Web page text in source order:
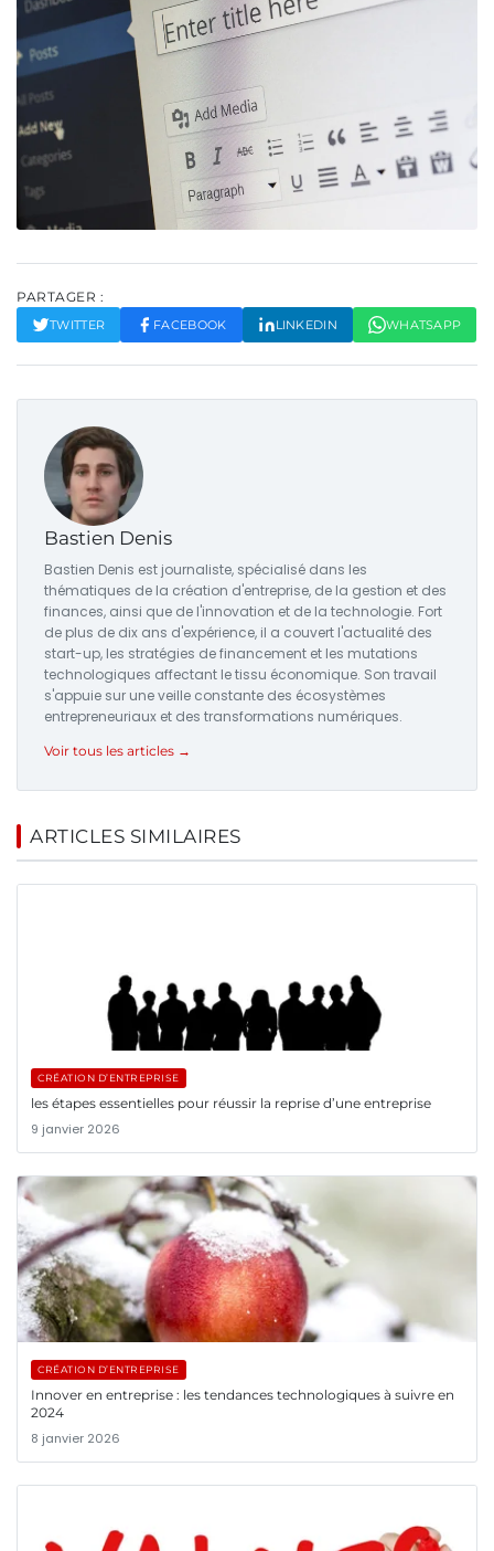
PARTAGER :
TWITTER FACEBOOK LINKEDIN WHATSAPP
Bastien Denis
Bastien Denis est journaliste, spécialisé dans les
thématiques de la création d'entreprise, de la gestion et des
finances, ainsi que de l'innovation et de la technologie. Fort
de plus de dix ans d'expérience, il a couvert l'actualité des
start-up, les stratégies de financement et les mutations
technologiques affectant le tissu économique. Son travail
s'appuie sur une veille constante des écosystèmes
entrepreneuriaux et des transformations numériques.
Voir tous les articles →
ARTICLES SIMILAIRES
CRÉATION D’ENTREPRISE
les étapes essentielles pour réussir la reprise d’une entreprise
9 janvier 2026
CRÉATION D’ENTREPRISE
Innover en entreprise : les tendances technologiques à suivre en
2024
8 janvier 2026